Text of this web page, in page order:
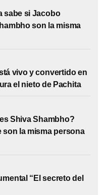
sabe si Jacobo
son la misma
vivo y convertido en
el nieto de Pachita
Shiva Shambho?
son la misma persona
“El secreto del